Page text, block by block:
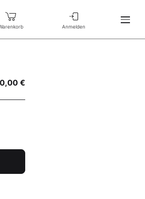
Anmelden
0,00 €